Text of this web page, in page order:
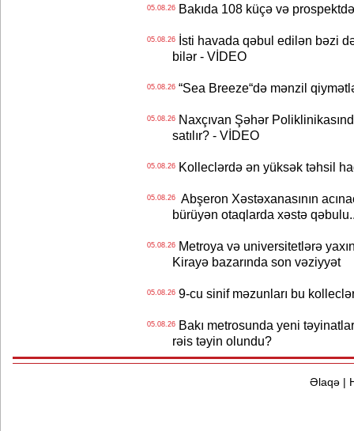
05.08.26Bakıda 108 küçə və
05.08.26İsti havada qəbul edilən bəzi
bilər - VİDEO
05.08.26“Sea Breeze“də mənzil
05.08.26Naxçıvan Şəhər
satılır? - VİDEO
05.08.26Kolleclərdə ən yüksək təhsil
05.08.26Abşeron Xəstəxanasının
bürüyən otaqlarda xəstə
05.08.26Metroya və universitetlərə
Kirayə bazarında son vəziyyət
05.08.269-cu sinif məzunları bu
05.08.26Bakı metrosunda yeni
rəis təyin olundu?
Əlaqə|